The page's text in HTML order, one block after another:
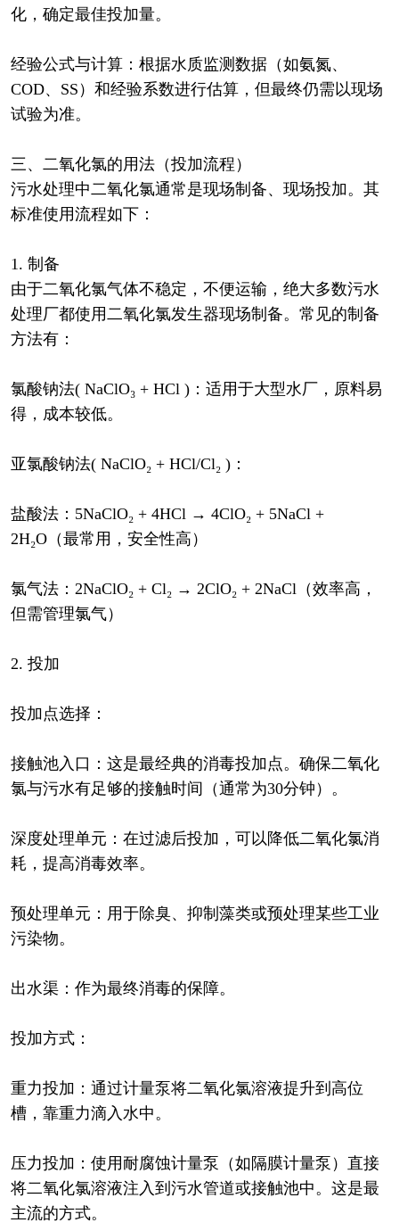
化，确定最佳投加量。
经验公式与计算：根据水质监测数据（如氨氮、
COD、SS）和经验系数进行估算，但最终仍需以现场
试验为准。
三、二氧化氯的用法（投加流程）
污水处理中二氧化氯通常是现场制备、现场投加。其
标准使用流程如下：
1. 制备
由于二氧化氯气体不稳定，不便运输，绝大多数污水
处理厂都使用二氧化氯发生器现场制备。常见的制备
方法有：
氯酸钠法( NaClO₃ + HCl )：适用于大型水厂，原料易
得，成本较低。
亚氯酸钠法( NaClO₂ + HCl/Cl₂ )：
盐酸法：5NaClO₂ + 4HCl → 4ClO₂ + 5NaCl +
2H₂O（最常用，安全性高）
氯气法：2NaClO₂ + Cl₂ → 2ClO₂ + 2NaCl（效率高，
但需管理氯气）
2. 投加
投加点选择：
接触池入口：这是最经典的消毒投加点。确保二氧化
氯与污水有足够的接触时间（通常为30分钟）。
深度处理单元：在过滤后投加，可以降低二氧化氯消
耗，提高消毒效率。
预处理单元：用于除臭、抑制藻类或预处理某些工业
污染物。
出水渠：作为最终消毒的保障。
投加方式：
重力投加：通过计量泵将二氧化氯溶液提升到高位
槽，靠重力滴入水中。
压力投加：使用耐腐蚀计量泵（如隔膜计量泵）直接
将二氧化氯溶液注入到污水管道或接触池中。这是最
主流的方式。